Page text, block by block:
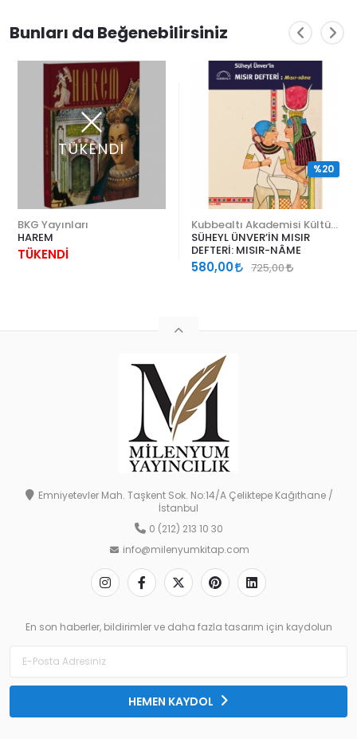
Bunları da Beğenebilirsiniz
TÜKENDİ
BKG Yayınları
HAREM
TÜKENDİ
SÜHEYL ÜNVER’İN MISIR
DEFTERİ: MISIR-NÂME
580,00 725,00
%20
Emniyetevler Mah. Taşkent Sok. No:14/A Çeliktepe Kağıthane /
İstanbul
0 (212) 213 10 30
info@milenyumkitap.com
En son haberler, bildirimler ve daha fazla tasarım için kaydolun
HEMEN KAYDOL